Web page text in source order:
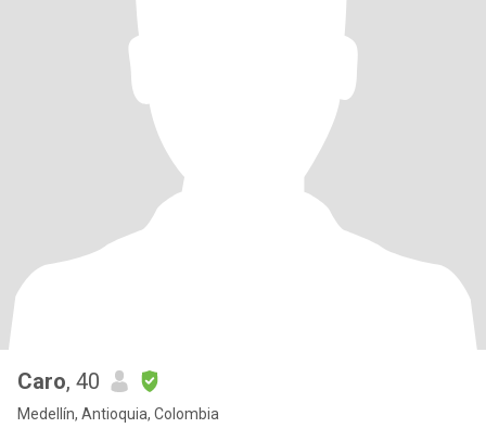
Caro, 40
Medellín, Antioquia, Colombia